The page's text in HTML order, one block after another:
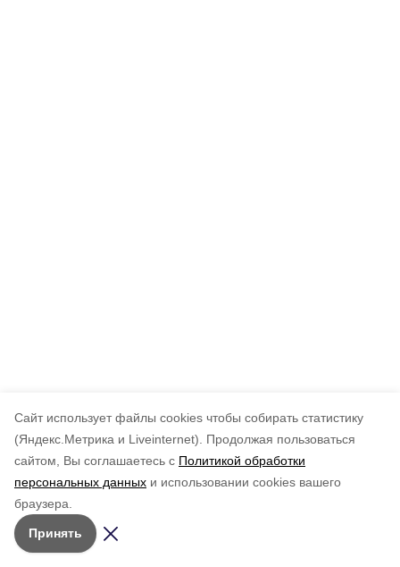
Cайт использует файлы cookies чтобы собирать статистику
(Яндекс.Метрика и Liveinternet).
Продолжая пользоваться
сайтом, Вы соглашаетесь с Политикой обработки
персональных данных и использовании cookies вашего
браузера.
Принять